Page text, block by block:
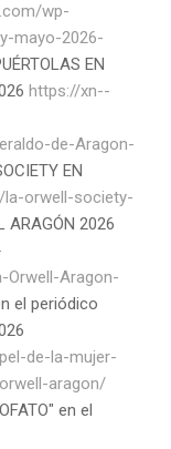
wp-
mayo-2026-
EN
https://xn--
de-Aragon-
EN
la-orwell-society-
ARAGÓN 2026
Orwell-Aragon-
el periódico
de-la-mujer-
aragon/
en el